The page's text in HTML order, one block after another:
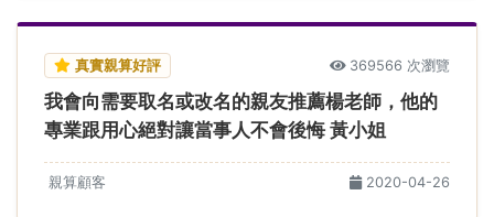
真實親算好評 369566 次瀏覽
我會向需要取名或改名的親友推薦楊老師，他的
專業跟用心絕對讓當事人不會後悔 黃小姐
親算顧客 2020-04-26